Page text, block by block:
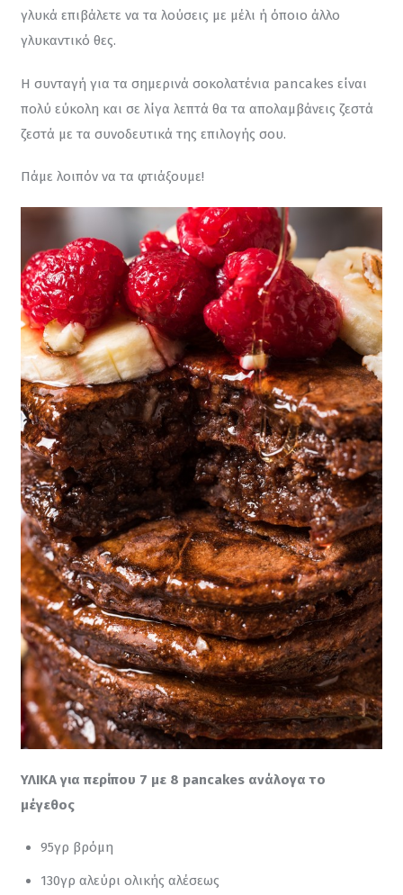
γλυκά επιβάλετε να τα λούσεις με μέλι ή όποιο άλλο
γλυκαντικό θες.
Η συνταγή για τα σημερινά σοκολατένια pancakes είναι
πολύ εύκολη και σε λίγα λεπτά θα τα απολαμβάνεις ζεστά
ζεστά με τα συνοδευτικά της επιλογής σου.
Πάμε λοιπόν να τα φτιάξουμε!
ΥΛΙΚΑ για περίπου 7 με 8 pancakes ανάλογα το
μέγεθος
95γρ βρόμη
130γρ αλεύρι ολικής αλέσεως